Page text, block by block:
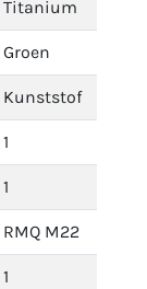
Titanium
Groen
Kunststof
1
1
RMQ M22
1